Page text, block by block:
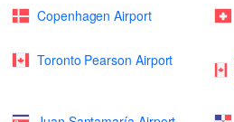
Copenhagen Airport
Toronto Pearson Airport